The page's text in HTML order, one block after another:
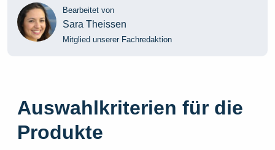
Bearbeitet von
Sara Theissen
Mitglied unserer Fachredaktion
Auswahlkriterien für die
Produkte